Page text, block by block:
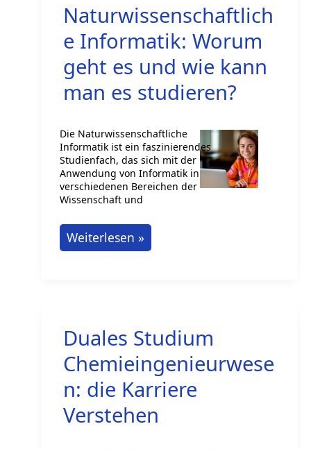
Naturwissenschaftlich
e Informatik: Worum
geht es und wie kann
man es studieren?
Die Naturwissenschaftliche
Informatik ist ein faszinierendes
Studienfach, das sich mit der
Anwendung von Informatik in
verschiedenen Bereichen der
Wissenschaft und
Naturwissenschaftliche
Informatik:
und
wie
man
es
Weiterlesen »
Duales Studium
Chemieingenieurwese
n: die Karriere
Verstehen